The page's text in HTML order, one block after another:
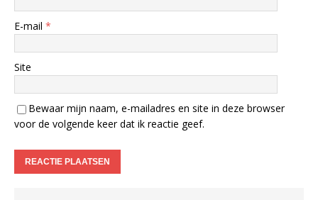
E-mail *
Site
Bewaar mijn naam, e-mailadres en site in deze browser
voor de volgende keer dat ik reactie geef.